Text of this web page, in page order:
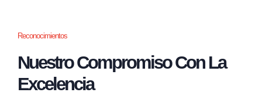
Reconocimientos
Nuestro Compromiso Con La
Excelencia